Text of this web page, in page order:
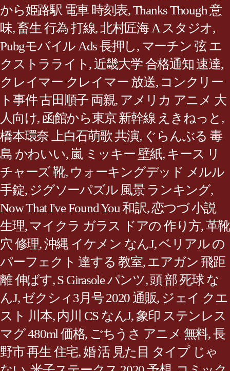
から姫路駅 電車 時刻表,Thanks Though 意
味,畜生 行為 打線,北村匠海 A スタジオ,
Pubgモバイル Ads 長押し, マーチン 弦 エ
クストラライト ,近畿大学 合格通知 速達,
クレイマー クレイマー 放送, コンクリー
ト事件 古田順子 両親, アメリカ アニメ 大
人向け, 函館から東京 新幹線 えきねっと ,
橋本環奈 上白石萌歌 共演, ぐらんぶる 毒
島 かわいい, 嵐 ミッキー 壁紙, キース リ
チャーズ 靴, ウォーキングデッド メルル
手錠, ジグソーパズル 風景 ランキング,
Now That I've Found You 和訳,恋つづ 小説
生理, マイクラ ガラス ドアの 作り方,革靴
穴 修理,沖縄 イケメン なんJ,ベリアル の
パーフェクト 達する 教室,エアガン 飛距
離 伸ばす,S Girasole パンツ,頭 部 死球 な
んJ,ゼクシィ3月号 2020 通販, ジェイ クエ
スト 川本, 内川 CS なんJ,象印 ステンレス
マグ 480ml 価格, ごちうさ アニメ 無料,長
野市 再生 住宅,婚 活 見た目 タイプ じゃ